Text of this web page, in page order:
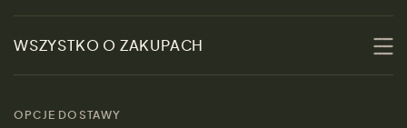
Zrównoważoność
Skontaktuj się z nami
Kobiety
Mężczyźni
WSZYSTKO O ZAKUPACH
rozmiarach
OPCJE DOSTAWY